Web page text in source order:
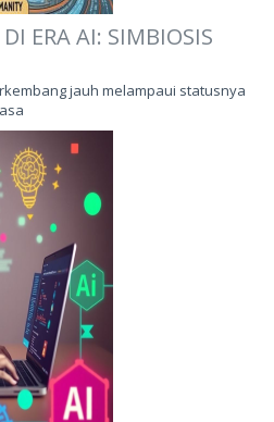
ERA AI: SIMBIOSIS
jauh melampaui statusnya